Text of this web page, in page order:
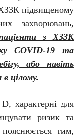
ХЗЗК підвищеному
захворювань,
з ХЗЗК
COVID-19 та
або навіть
в цілому.
D, характерні для
ризик та
тим,